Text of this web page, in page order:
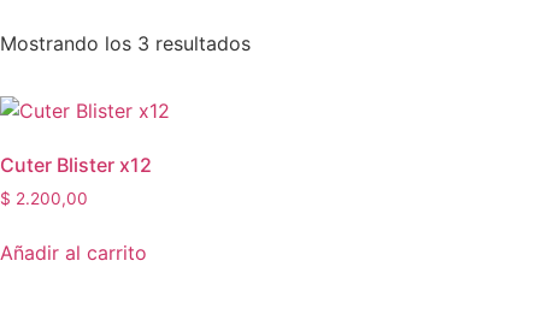
Mostrando los 3 resultados
Cuter Blister x12
$ 2.200,00
Añadir al carrito